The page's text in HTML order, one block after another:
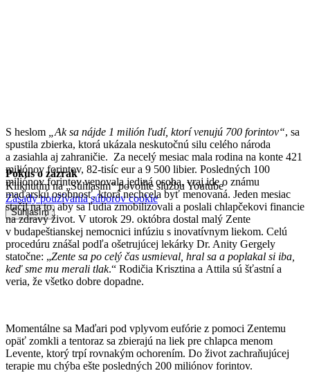
Pokus o zázrak
Kliknutím na „Súhlasím“ povolíte službu Youtube
Zásady používania súborov cookie
Súhlasím
S heslom „Ak sa nájde 1 milión ľudí, ktorí venujú 700 forintov“, sa
spustila zbierka, ktorá ukázala neskutočnú silu celého národa
a zasiahla aj zahraničie. Za necelý mesiac mala rodina na konte 421
miliónov forintov, 82-tisíc eur a 9 500 libier. Posledných 100
miliónov forintov venovala jediná osoba, vraj ide o známu
maďarskú osobnosť, ktorá nechcela byť menovaná. Jeden mesiac
stačil na to, aby sa ľudia zmobilizovali a poslali chlapčekovi financie
na zdravý život. V utorok 29. októbra dostal malý Zente
v budapeštianskej nemocnici infúziu s inovatívnym liekom. Celú
procedúru znášal podľa ošetrujúcej lekárky Dr. Anity Gergely
statočne: „Zente sa po celý čas usmieval, hral sa a poplakal si iba,
keď sme mu merali tlak.“ Rodičia Krisztina a Attila sú šťastní a
veria, že všetko dobre dopadne.
Momentálne sa Maďari pod vplyvom eufórie z pomoci Zentemu
opäť zomkli a tentoraz sa zbierajú na liek pre chlapca menom
Levente, ktorý trpí rovnakým ochorením. Do život zachraňujúcej
terapie mu chýba ešte posledných 200 miliónov forintov.